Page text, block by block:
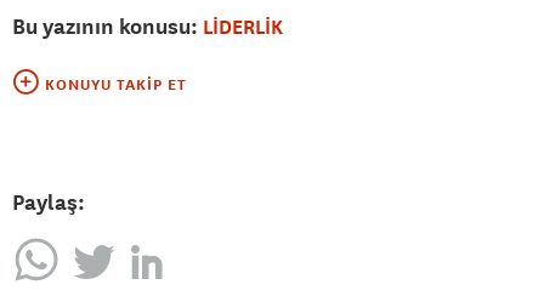
Bu yazının konusu: LİDERLİK
KONUYU TAKIP ET
Paylaş: